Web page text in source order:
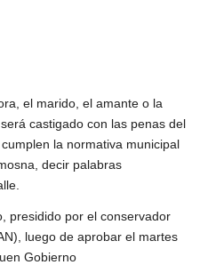
el marido, el amante o la
castigado con las penas del
la normativa municipal
decir palabras
presidido por el conservador
luego de aprobar el martes
Gobierno